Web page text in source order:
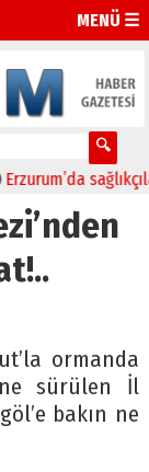
MENÜ ☰
sağlıkçılar
ormanda
sürülen İl
bakın ne